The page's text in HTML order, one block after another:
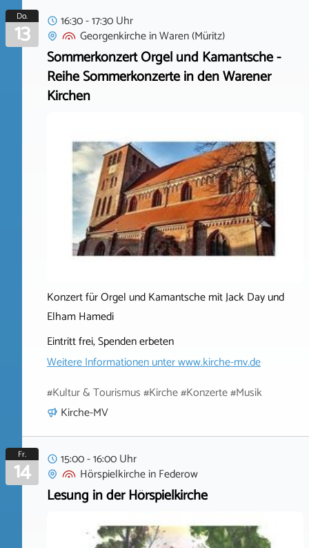
Do.
13
16:30 - 17:30 Uhr
GeorgenkircheinWaren (Müritz)
Sommerkonzert Orgel und Kamantsche -
Reihe Sommerkonzerte in den Warener
Kirchen
Konzert für Orgel und Kamantsche mit Jack Day und
Elham Hamedi
Eintritt frei, Spenden erbeten
Weitere Informationen unterwww.kirche-mv.de
#Kultur & Tourismus #Kirche #Konzerte #Musik
Kirche-MV
Fr.
14
15:00 - 16:00 Uhr
HörspielkircheinFederow
Lesung in der Hörspielkirche